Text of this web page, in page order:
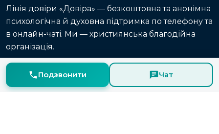
Лінія довіри «Довіра» — безкоштовна та анонімна
психологічна й духовна підтримка по телефону та
в онлайн-чаті. Ми — християнська благодійна
організація.
Головна
Онлайн-чат
Конфіденційність
Подзвонити Чат